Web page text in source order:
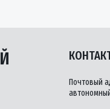
Почтовый